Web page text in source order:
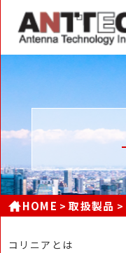
HOME 取扱製品
コリニアとは